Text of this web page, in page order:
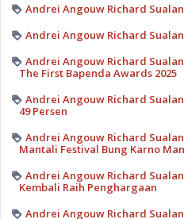
Andrei Angouw Richard
Andrei Angouw Richard
Andrei Angouw Richard
The First Bapenda Awards 2025
Andrei Angouw Richard
49 Persen
Andrei Angouw Richard
Mantali Festival Bung Karno
Andrei Angouw Richard
Kembali Raih Penghargaan
Andrei Angouw Richard